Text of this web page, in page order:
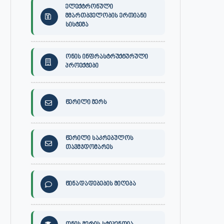
ელექტრონული
მმართბველობის ერთიანი
სისტემა
ონის ინფრასტრუქტურული
პროექტები
წერილი მერს
წერილი საკრებულოს
თავმჯდომარეს
წინადადებების მიღება